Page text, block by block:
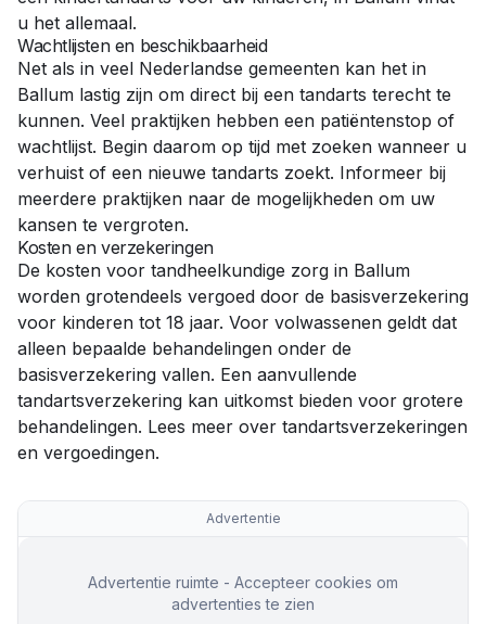
u het allemaal.
Wachtlijsten en beschikbaarheid
Net als in veel Nederlandse gemeenten kan het in
Ballum lastig zijn om direct bij een tandarts terecht te
kunnen. Veel praktijken hebben een patiëntenstop of
wachtlijst. Begin daarom op tijd met zoeken wanneer u
verhuist of een nieuwe tandarts zoekt. Informeer bij
meerdere praktijken naar de mogelijkheden om uw
kansen te vergroten.
Kosten en verzekeringen
De kosten voor tandheelkundige zorg in Ballum
worden grotendeels vergoed door de basisverzekering
voor kinderen tot 18 jaar. Voor volwassenen geldt dat
alleen bepaalde behandelingen onder de
basisverzekering vallen. Een aanvullende
tandartsverzekering kan uitkomst bieden voor grotere
behandelingen. Lees meer over tandartsverzekeringen
en vergoedingen.
Advertentie
Advertentie ruimte - Accepteer cookies om
advertenties te zien